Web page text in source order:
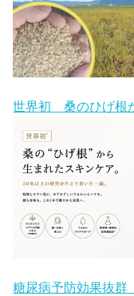
世界初 桑のひげ根
糖尿病予防効果抜群